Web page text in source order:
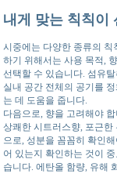
내게 맞는 칙칙이
시중에는 다양한 종류의
하기 위해서는 사용 목적,
선택할 수 있습니다. 섬유
실내 공간 전체의 공기를
는 데 도움을 줍니다.
다음으로, 향을 고려해야
상쾌한 시트러스향, 포근한
으로, 성분을 꼼꼼히 확인
어 있는지 확인하는 것이
습니다. 에탄올 함량, 유해